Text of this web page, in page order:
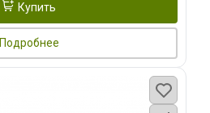
Купить
Подробнее